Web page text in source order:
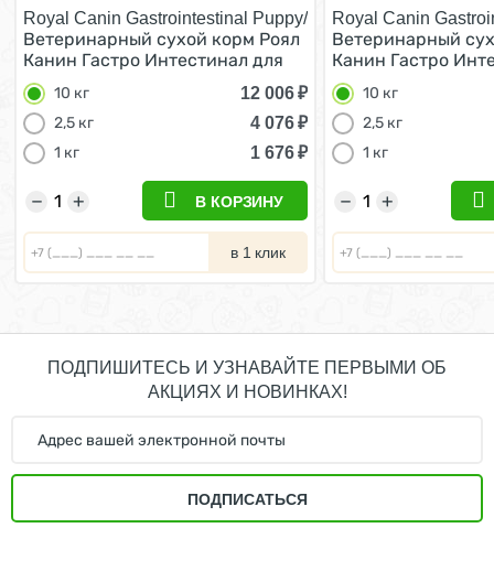
Royal Canin Gastrointestinal Puppy/
Ветеринарный сухой корм Роял
Канин Гастро Интестинал для
Щенков при нарушении
Пищеварения 10 кг
10 кг 12 006₽
2,5 кг
4 076₽
1 кг
1 676₽
+
− В КОРЗИНУ
в 1 клик
Royal Canin
Ветеринарный
Канин Гастро
Щенков при
Пищеварения 10
10 кг
2,5 кг
1 кг
+
−
ПОДПИШИТЕСЬ И УЗНАВАЙТЕ ПЕРВЫМИ ОБ
АКЦИЯХ И НОВИНКАХ!
ПОДПИСАТЬСЯ